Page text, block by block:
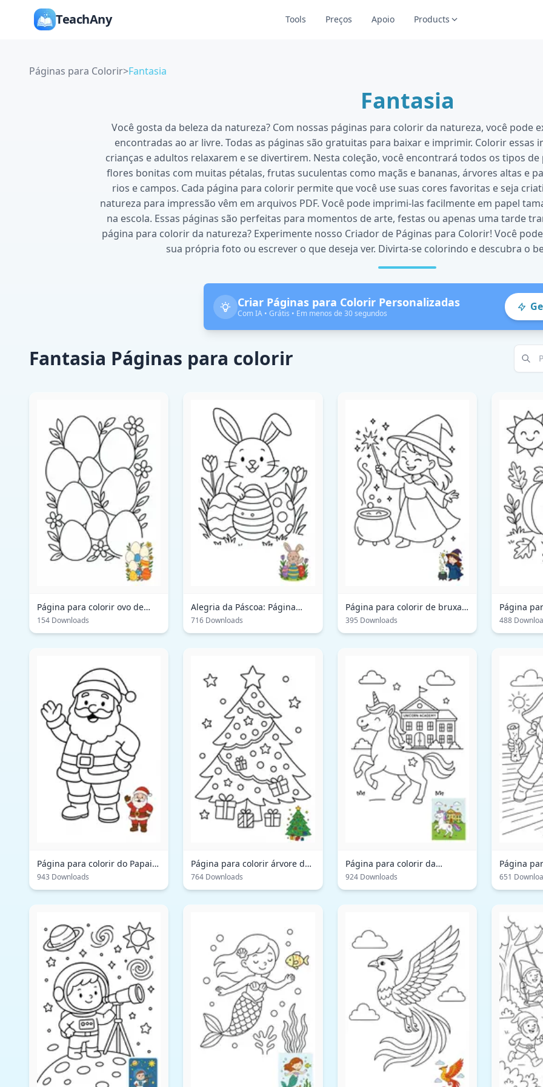
TeachAny Tools Preços Apoio Products
Páginas para Colorir>Fantasia
Fantasia
Você gosta da beleza da natureza? Com nossas páginas para colorir da natureza, você pode
encontradas ao ar livre. Todas as páginas são gratuitas para baixar e imprimir. Colorir essas
crianças e adultos relaxarem e se divertirem. Nesta coleção, você encontrará todos os tipos
flores bonitas com muitas pétalas, frutas suculentas como maçãs e bananas, árvores altas e
rios e campos. Cada página para colorir permite que você use suas cores favoritas e seja
natureza para impressão vêm em arquivos PDF. Você pode imprimi-las facilmente em papel
na escola. Essas páginas são perfeitas para momentos de arte, festas ou apenas uma tarde
página para colorir da natureza? Experimente nosso Criador de Páginas para Colorir! Você
sua própria foto ou escrever o que deseja ver. Divirta-se colorindo e descubra o
Criar Páginas para Colorir Personalizadas
Com IA • Grátis • Em menos de 30 segundos
Fantasia Páginas para colorir
Página para colorir ovo de
Páscoa
154 Downloads
Alegria da Páscoa: Página
para colorir
716 Downloads
Página para colorir de bruxa:
adicione magia à sua arte
395 Downloads
Página
abóbora:
colheita
488
Página para colorir do Papai
Noel
943 Downloads
Página para colorir árvore de
Natal festiva
764 Downloads
Página para colorir da
Academia do Unicórnio
924 Downloads
Página
do capitão
651